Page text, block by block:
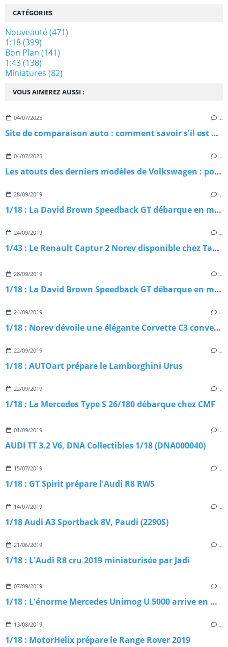
VOUS AIMEREZ AUSSI :
04/07/2025 …
Site de comparaison auto : comment savoir s'il est digne de confiance ?
04/07/2025 …
Les atouts des derniers modèles de Volkswagen : pourquoi les choisir ?
28/09/2019 …
1/18 : La David Brown Speedback GT débarque en miniature
24/09/2019 …
1/43 : Le Renault Captur 2 Norev disponible chez Tacot
28/09/2019 …
1/18 : La David Brown Speedback GT débarque en miniature
24/09/2019 …
1/18 : Norev dévoile une élégante Corvette C3 convertible
22/09/2019 …
1/18 : AUTOart prépare le Lamborghini Urus
22/09/2019 …
1/18 : La Mercedes Type S 26/180 débarque chez CMF
01/09/2019 …
AUDI TT 3.2 V6, DNA Collectibles 1/18 (DNA000040)
15/07/2019 …
1/18 : GT Spirit prépare l'Audi R8 RWS
14/07/2019 …
1/18 Audi A3 Sportback 8V, Paudi (2290S)
21/06/2019 …
1/18 : L'Audi R8 cru 2019 miniaturisée par Jadi
07/09/2019 …
1/18 : L'énorme Mercedes Unimog U 5000 arrive en miniature
13/08/2019 …
1/18 : MotorHelix prépare le Range Rover 2019
CATÉGORIES
Nouveauté(471)
1:18(399)
Bon Plan (141)
1:43(138)
Miniatures (82)